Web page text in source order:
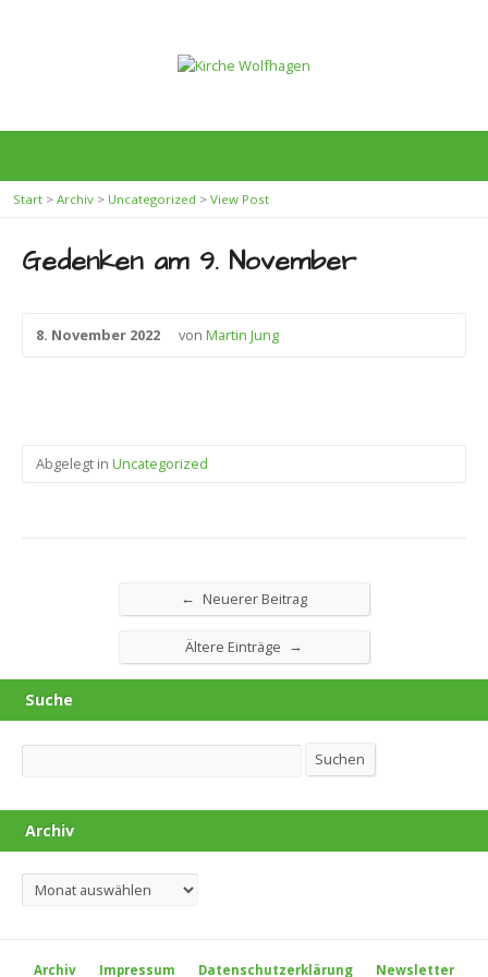
Start > Archiv > Uncategorized > View Post
Gedenken am 9. November
8. November 2022 von Martin Jung
Abgelegt in Uncategorized
← Neuerer Beitrag
Ältere Einträge →
Suche
Suchen Suchen
Archiv
Archiv
Archiv Impressum Datenschutzerklärung Newsletter